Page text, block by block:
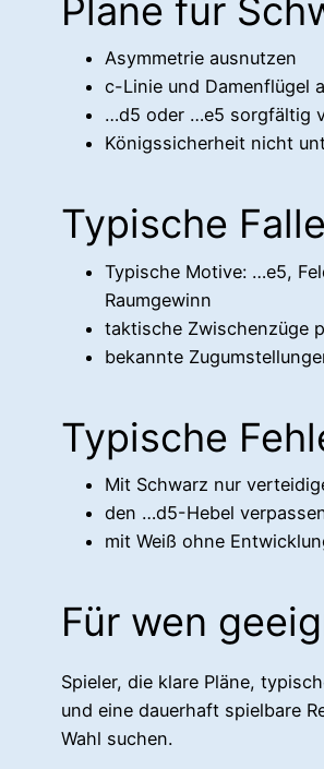
Pläne für
Asymmetrie ausnutzen
c-Linie und Damenflügel
…d5 oder …e5 sorgfältig
Königssicherheit nicht
Typische
Typische Motive: …e5,
Raumgewinn
taktische Zwischenzüge
bekannte
Typische
Mit Schwarz nur
den …d5-Hebel
mit Weiß ohne
Für wen
Spieler, die klare Pläne,
und eine dauerhaft spielbare
Wahl suchen.